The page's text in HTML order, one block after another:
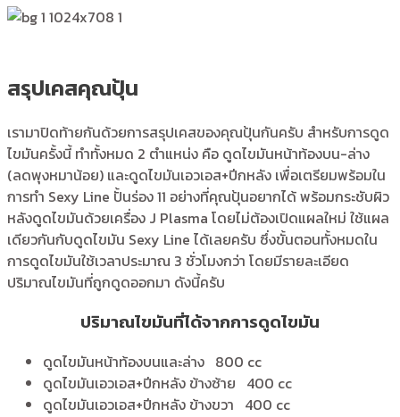
สรุปเคสคุณปุ้น
เรามาปิดท้ายกันด้วยการสรุปเคสของคุณปุ้นกันครับ สำหรับการดูด
ไขมันครั้งนี้ ทำทั้งหมด 2 ตำแหน่ง คือ ดูดไขมันหน้าท้องบน-ล่าง
(ลดพุงหมาน้อย) และดูดไขมันเอวเอส+ปีกหลัง เพื่อเตรียมพร้อมใน
การทำ Sexy Line ปั้นร่อง 11 อย่างที่คุณปุ้นอยากได้ พร้อมกระชับผิว
หลังดูดไขมันด้วยเครื่อง J Plasma โดยไม่ต้องเปิดแผลใหม่ ใช้แผล
เดียวกันกับดูดไขมัน Sexy Line ได้เลยครับ ซึ่งขั้นตอนทั้งหมดใน
การดูดไขมันใช้เวลาประมาณ 3 ชั่วโมงกว่า โดยมีรายละเอียด
ปริมาณไขมันที่ถูกดูดออกมา ดังนี้ครับ
ปริมาณไขมันที่ได้จากการดูดไขมัน
ดูดไขมันหน้าท้องบนและล่าง 800 cc
ดูดไขมันเอวเอส+ปีกหลัง ข้างซ้าย 400 cc
ดูดไขมันเอวเอส+ปีกหลัง ข้างขวา 400 cc